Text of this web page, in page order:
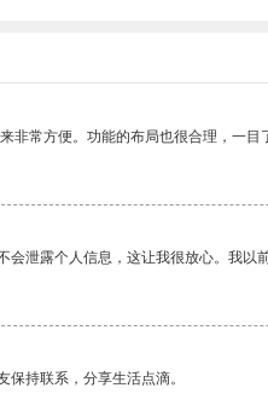
非常方便。功能的布局也很合理，一目
泄露个人信息，这让我很放心。我
持联系，分享生活点滴。